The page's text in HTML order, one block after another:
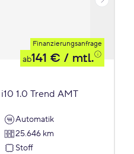
Finanzierungsanfrage
ab141 € / mtl.
1.0 Trend AMT
Automatik
25.646 km
Stoff